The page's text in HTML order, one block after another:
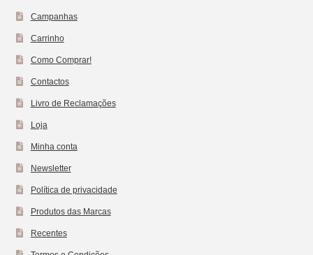
Campanhas
Carrinho
Como Comprar!
Contactos
Livro de Reclamações
Loja
Minha conta
Newsletter
Política de privacidade
Produtos das Marcas
Recentes